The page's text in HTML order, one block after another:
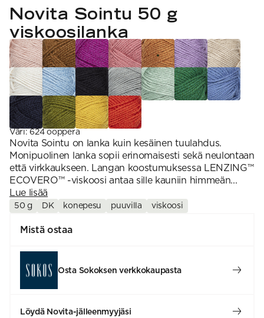
7 Veljestä
Nalle
Wonder Wool
Hehku
1 = ohuin, 7 = paksuin
1. Lace
2. 4-ply
3. Sport
4. DK
5. Aran
6. Chunky
7. Super Chunky
SESONGIN MALLISTOT
SS26 Kirsikka
Simberg & Hanna
Sumari
SS26 Hyvän olon
neuleet
SS26 Auringon
kosketus -
kesämallisto
SS26 Signature
Collection
INSPIROIDU
Yhteisö
Ajankohtaista
Tilaa uutiskirje
Kaikki artikkelit
Novita Sointu 50 g
viskoosilanka
Väri:624 ooppera
Novita Sointu on lanka kuin kesäinen tuulahdus.
Monipuolinen lanka sopii erinomaisesti sekä neulontaan
että virkkaukseen. Langan koostumuksessa LENZING™
ECOVERO™ -viskoosi antaa sille kauniin himmeän...
Lue lisää
50 g DK konepesu puuvilla viskoosi
Mistä ostaa
Osta Sokoksen verkkokaupasta
Löydä Novita-jälleenmyyjäsi